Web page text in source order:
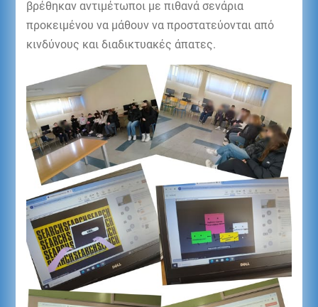
βρέθηκαν αντιμέτωποι με πιθανά σενάρια
προκειμένου να μάθουν να προστατεύονται από
κινδύνους και διαδικτυακές άπατες.